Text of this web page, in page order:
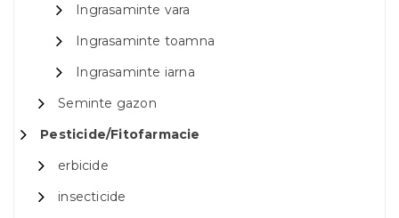
Ingrasaminte vara
Ingrasaminte toamna
Ingrasaminte iarna
Seminte gazon
Pesticide/Fitofarmacie
erbicide
insecticide